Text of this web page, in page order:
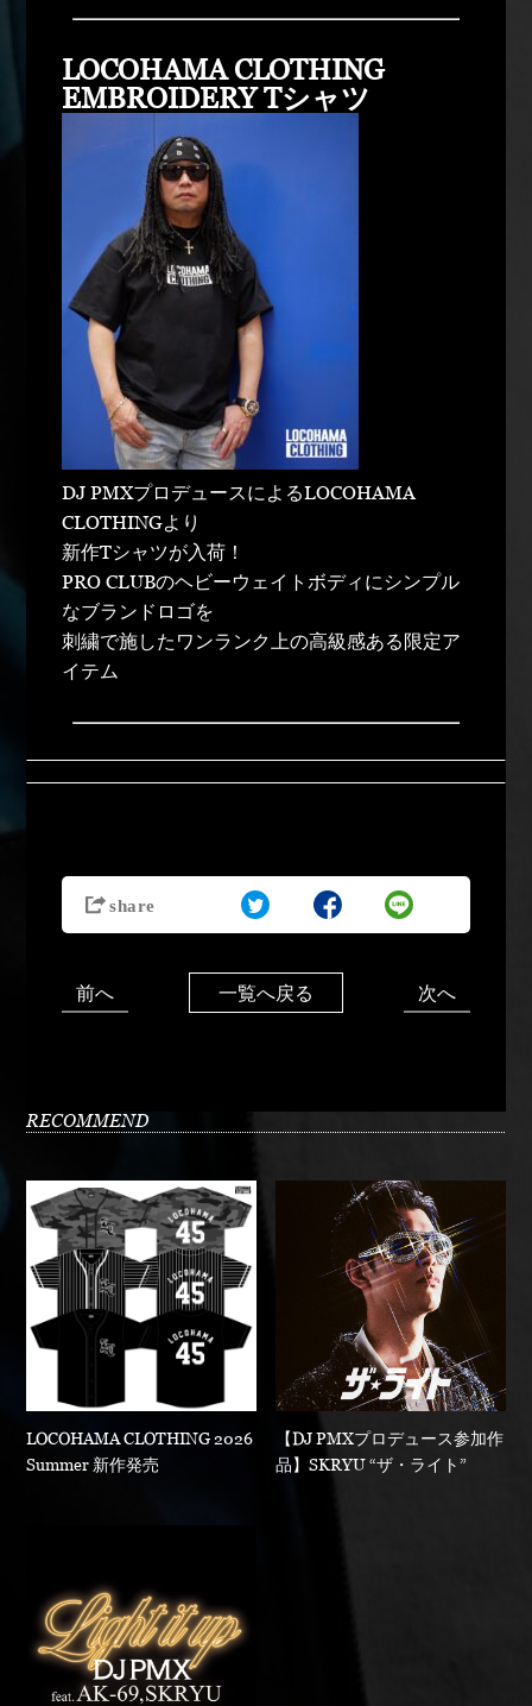
LOCOHAMA CLOTHING
EMBROIDERY Tシャツ
DJ PMXプロデュースによるLOCOHAMA
CLOTHINGより
新作Tシャツが入荷！
PRO CLUBのヘビーウェイトボディにシンプル
なブランドロゴを
刺繍で施したワンランク上の高級感ある限定ア
イテム
前へ 一覧へ戻る 次へ
RECOMMEND
LOCOHAMA CLOTHING 2026
Summer 新作発売
【DJ PMXプロデュース参加作
品】SKRYU “ザ・ライト”